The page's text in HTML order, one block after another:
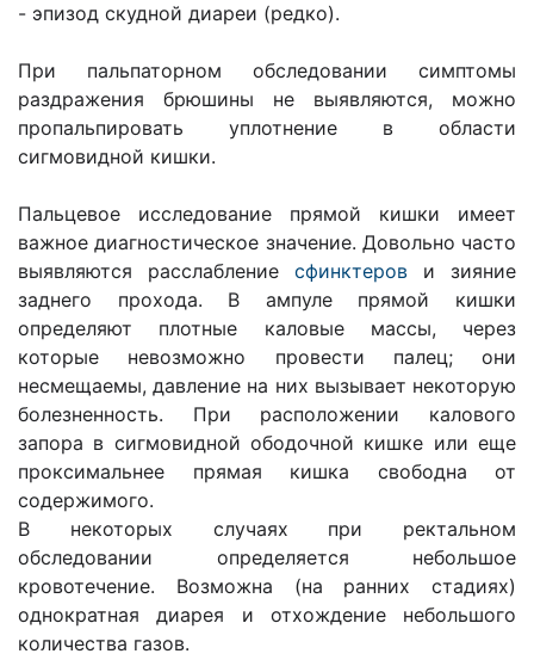
- эпизод скудной диареи (редко).
При пальпаторном обследовании симптомы
раздражения брюшины не выявляются, можно
пропальпировать уплотнение в области
сигмовидной кишки.
Пальцевое исследование прямой кишки имеет
важное диагностическое значение. Довольно часто
выявляются расслабление сфинктеров и зияние
заднего прохода. В ампуле прямой кишки
определяют плотные каловые массы, через
которые невозможно провести палец; они
несмещаемы, давление на них вызывает некоторую
болезненность. При расположении калового
запора в сигмовидной ободочной кишке или еще
проксимальнее прямая кишка свободна от
содержимого.
В некоторых случаях при ректальном
обследовании определяется небольшое
кровотечение. Возможна (на ранних стадиях)
однократная диарея и отхождение небольшого
количества газов.